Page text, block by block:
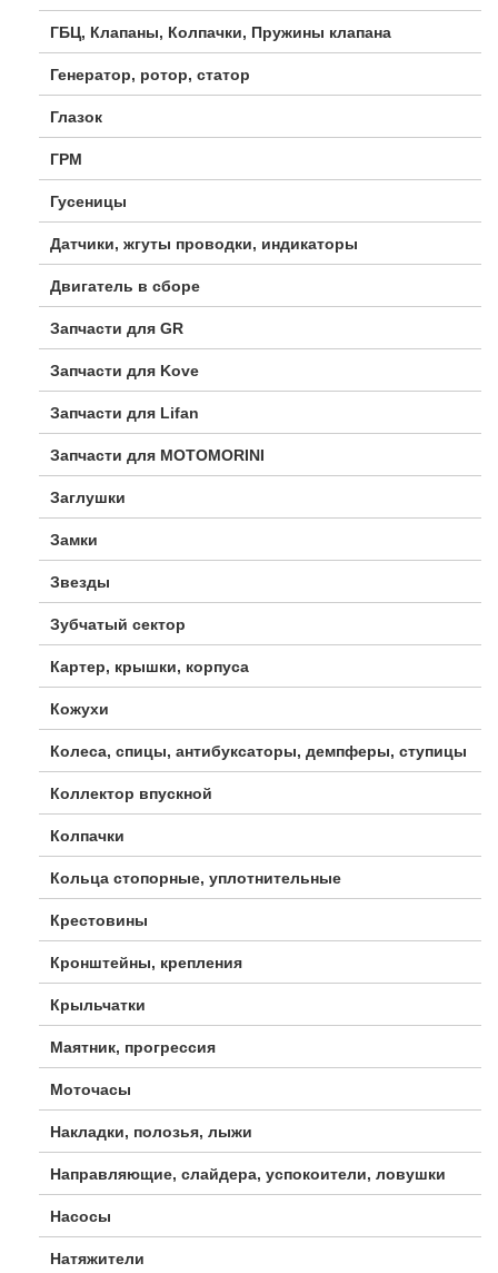
ГБЦ, Клапаны, Колпачки, Пружины клапана
Генератор, ротор, статор
Глазок
ГРМ
Гусеницы
Датчики, жгуты проводки, индикаторы
Двигатель в сборе
Запчасти для GR
Запчасти для Kove
Запчасти для Lifan
Запчасти для MOTOMORINI
Заглушки
Замки
Звезды
Зубчатый сектор
Картер, крышки, корпуса
Кожухи
Колеса, спицы, антибуксаторы, демпферы, ступицы
Коллектор впускной
Колпачки
Кольца стопорные, уплотнительные
Крестовины
Кронштейны, крепления
Крыльчатки
Маятник, прогрессия
Моточасы
Накладки, полозья, лыжи
Направляющие, слайдера, успокоители, ловушки
Насосы
Натяжители